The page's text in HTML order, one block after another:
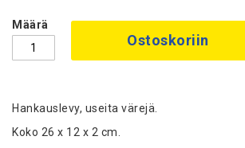
Määrä
Ostoskoriin
Hankauslevy, useita värejä.
Koko 26 x 12 x 2 cm.